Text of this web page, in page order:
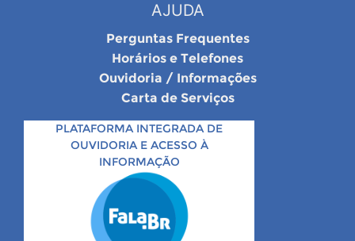
AJUDA
Perguntas Frequentes
Horários e Telefones
Ouvidoria / Informações
Carta de Serviços
PLATAFORMA INTEGRADA DE
OUVIDORIA E ACESSO À
INFORMAÇÃO